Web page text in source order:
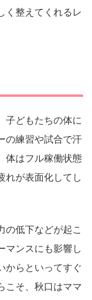
く整えてくれるレ
子どもたちの体に
の練習や試合で汗
体はフル稼働状態
れが表面化してし
の低下などが起こ
マンスにも影響し
からといってすぐ
こそ、秋口はママ